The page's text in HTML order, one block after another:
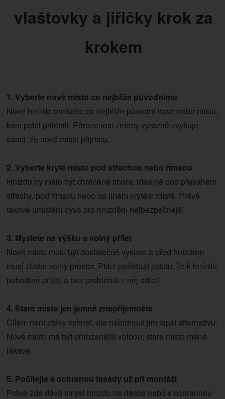
vlaštovky a jiřičky krok za
krokem
1. Vyberte nové místo co nejblíže původnímu
Nové hnízdo umístěte co nejblíže původní trase nebo místu,
kam ptáci přilétali. Přirozenost změny výrazně zvyšuje
šanci, že nové místo přijmou.
2. Vyberte kryté místo pod střechou nebo římsou
Hnízdo by mělo být chráněné shora, ideálně pod přesahem
střechy, pod římsou nebo na jiném krytém místě. Právě
takové umístění bývá pro hnízdění nejbezpečnější.
3. Myslete na výšku a volný přílet
Nové místo musí být dostatečně vysoko a před hnízdem
musí zůstat volný prostor. Ptáci potřebují jistotu, že k hnízdu
pohodlně přiletí a bez problémů z něj odletí.
4. Staré místo jen jemně znepříjemněte
Cílem není ptáky vyhnat, ale nabídnout jim lepší alternativu.
Nové místo má být přirozenější volbou, staré místo méně
lákavé.
5. Počítejte s ochranou fasády už při montáži
Právě zde dává smysl hnízdo na desce nebo s ochrannou